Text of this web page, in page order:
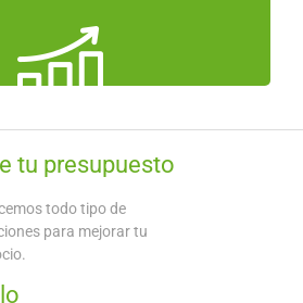
tu presupuesto
todo tipo de
para mejorar tu